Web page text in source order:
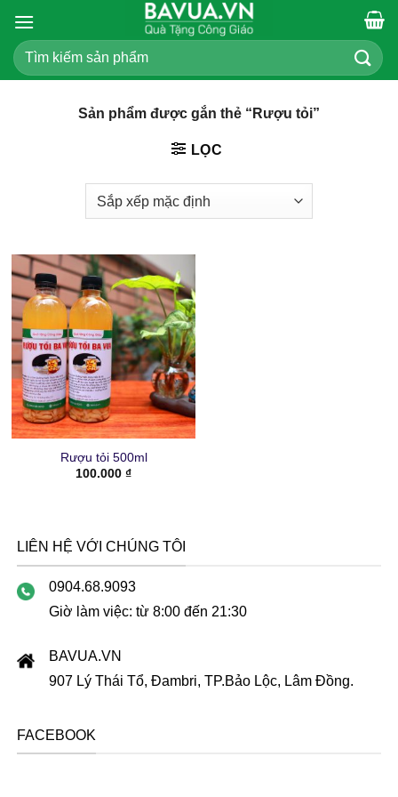
đến
nội
dung
Tìm
kiếm:
Sản phẩm được gắn thẻ “Rượu tỏi”
LỌC
Rượu tỏi 500ml
100.000 ₫
LIÊN HỆ VỚI CHÚNG TÔI
0904.68.9093
Giờ làm việc: từ 8:00 đến 21:30
BAVUA.VN
907 Lý Thái Tổ, Đambri, TP.Bảo Lộc, Lâm Đồng.
FACEBOOK